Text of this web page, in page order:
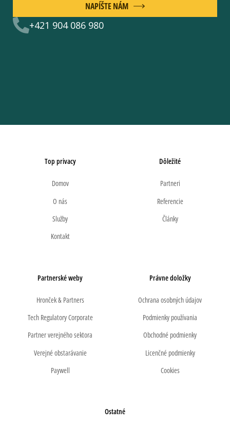
+421 904 086 980
NAPÍŠTE NÁM
Top privacy
Domov
O nás
Služby
Kontakt
Dôležité
Partneri
Referencie
Články
Partnerské weby
Hronček & Partners
Tech Regulatory Corporate
Partner verejného sektora
Verejné obstarávanie
Paywell
Právne doložky
Ochrana osobných údajov
Podmienky používania
Obchodné podmienky
Licenčné podmienky
Cookies
Ostatné